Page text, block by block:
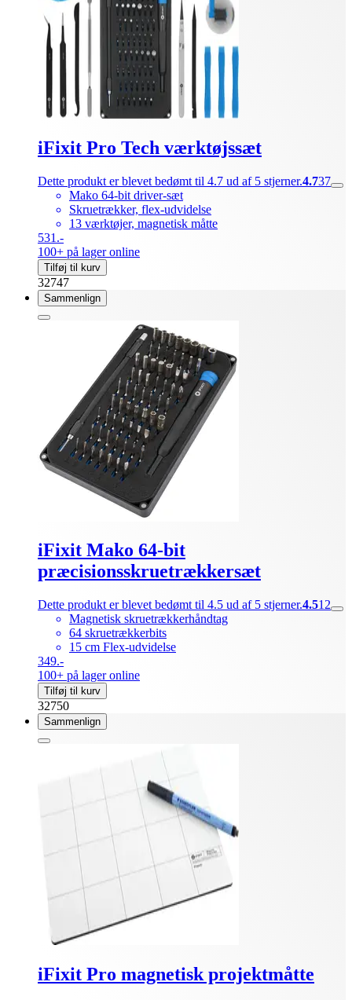
iFixit Pro Tech værktøjssæt
Dette produkt er blevet bedømt til 4.7 ud af 5 stjerner.4.737
Mako 64-bit driver-sæt
Skruetrækker, flex-udvidelse
13 værktøjer, magnetisk måtte
531.-
100+ på lager online
Tilføj til kurv
32747
Sammenlign
iFixit Mako 64-bit
præcisionsskruetrækkersæt
Dette produkt er blevet bedømt til 4.5 ud af 5 stjerner.4.512
Magnetisk skruetrækkerhåndtag
64 skruetrækkerbits
15 cm Flex-udvidelse
349.-
100+ på lager online
Tilføj til kurv
32750
Sammenlign
iFixit Pro magnetisk projektmåtte